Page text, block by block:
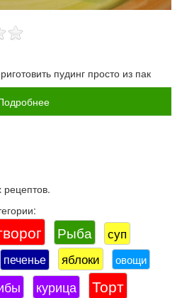
пудинг просто из пак
рецептов.
Рыба суп
печенье яблоки овощи
курица Торт